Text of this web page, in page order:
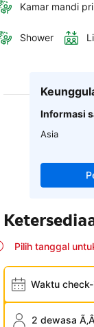
Kamar mandi
Shower
Informasi
Asia
Pilih tanggal
Waktu
2 dewasa